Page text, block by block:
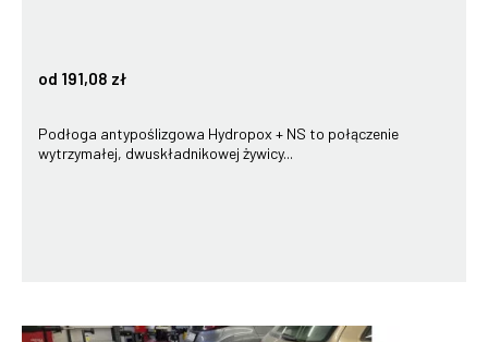
od 191,08 zł
Podłoga antypoślizgowa Hydropox + NS to połączenie
wytrzymałej, dwuskładnikowej żywicy...